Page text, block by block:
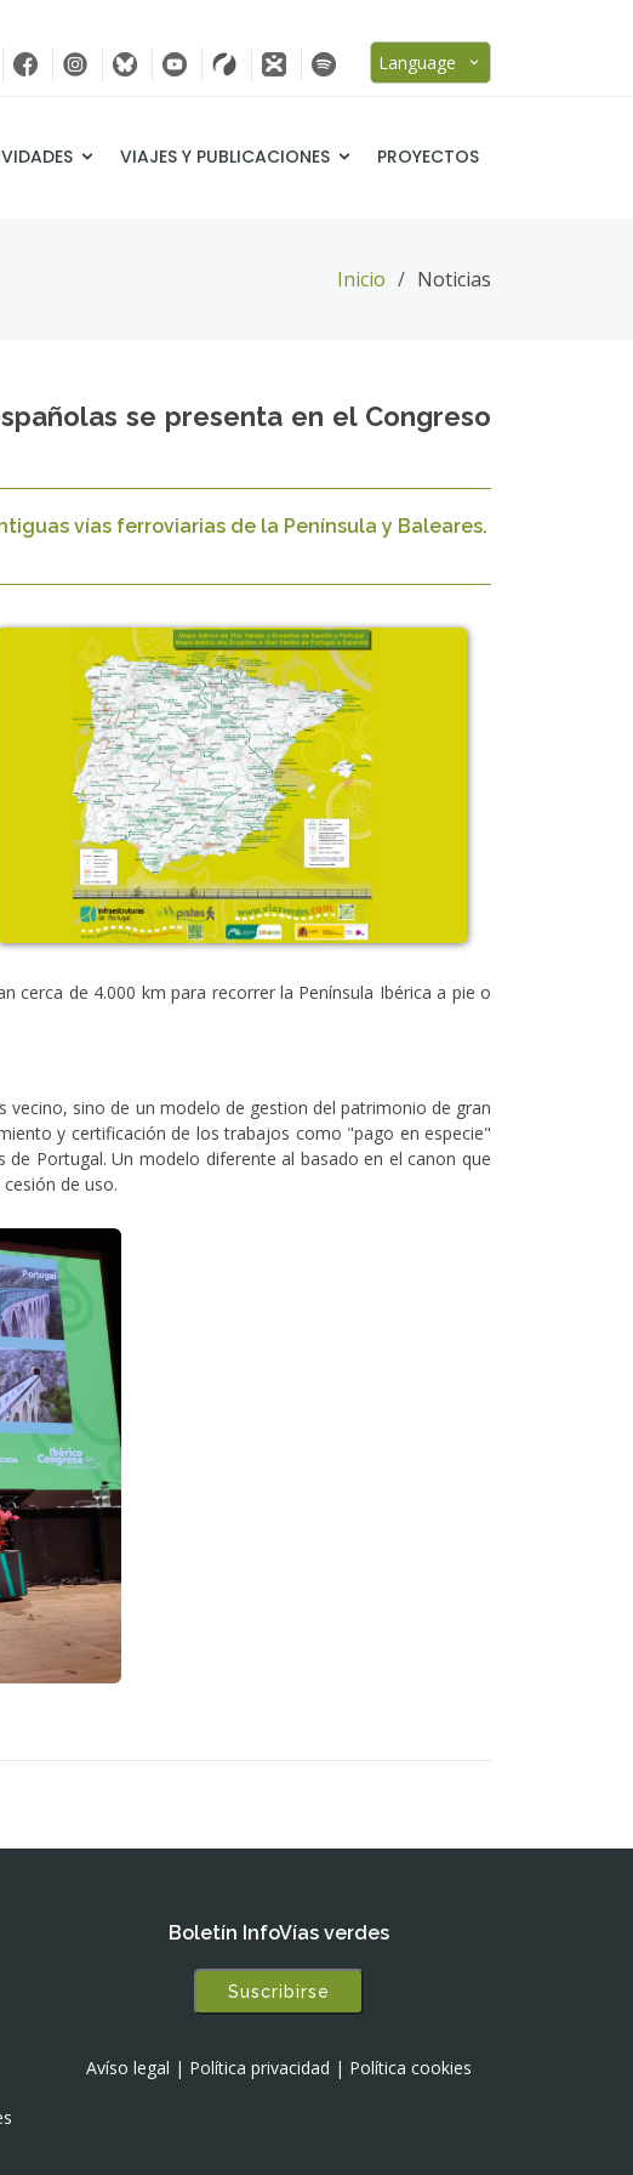
Language
VIAJES Y PUBLICACIONES PROYECTOS
Inicio Noticias
se presenta en el Congreso
vías ferroviarias de la Península y Baleares.
cerca de 4.000 km para recorrer la Península Ibérica a pie o
sino de un modelo de gestion del patrimonio de gran
y certificación de los trabajos como "pago en especie"
Portugal. Un modelo diferente al basado en el canon que
de uso.
Boletín InfoVías verdes
Suscribirse
Avíso legal | Política privacidad | Política cookies